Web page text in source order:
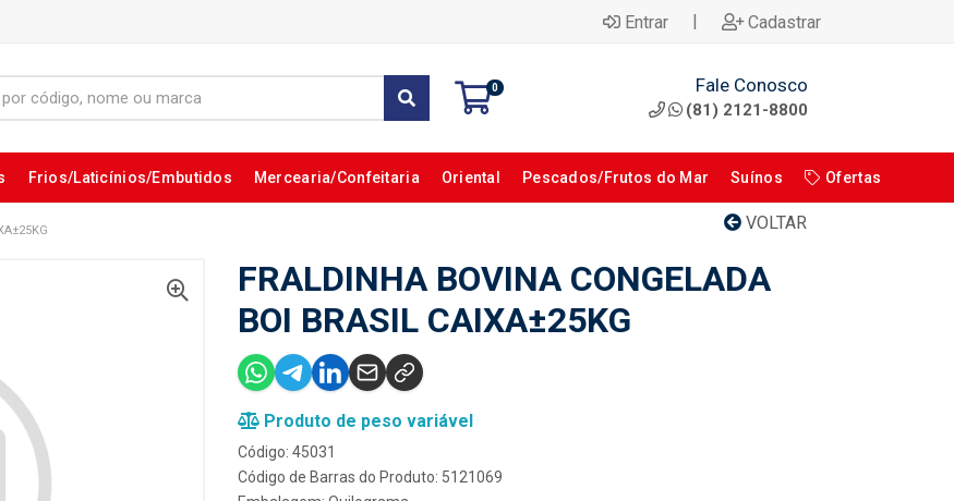
Entrar | Cadastrar
0 Fale Conosco
(81) 2121-8800
Frios/Laticínios/Embutidos Mercearia/Confeitaria Oriental Pescados/Frutos do Mar Suínos Ofertas
VOLTAR
FRALDINHA BOVINA CONGELADA
BOI BRASIL CAIXA±25KG
Produto de peso variável
Código: 45031
Código de Barras do Produto: 5121069